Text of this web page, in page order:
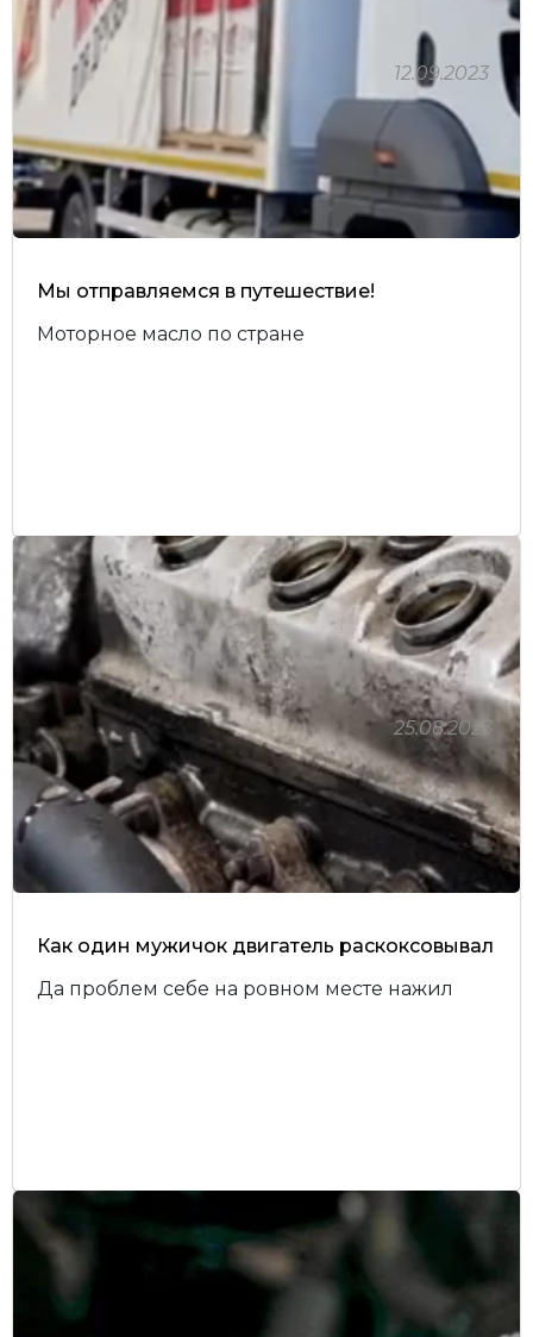
Мы отправляемся в путешествие!
Моторное масло по стране
12.09.2023
Как один мужичок двигатель раскоксовывал
Да проблем себе на ровном месте нажил
25.08.2023